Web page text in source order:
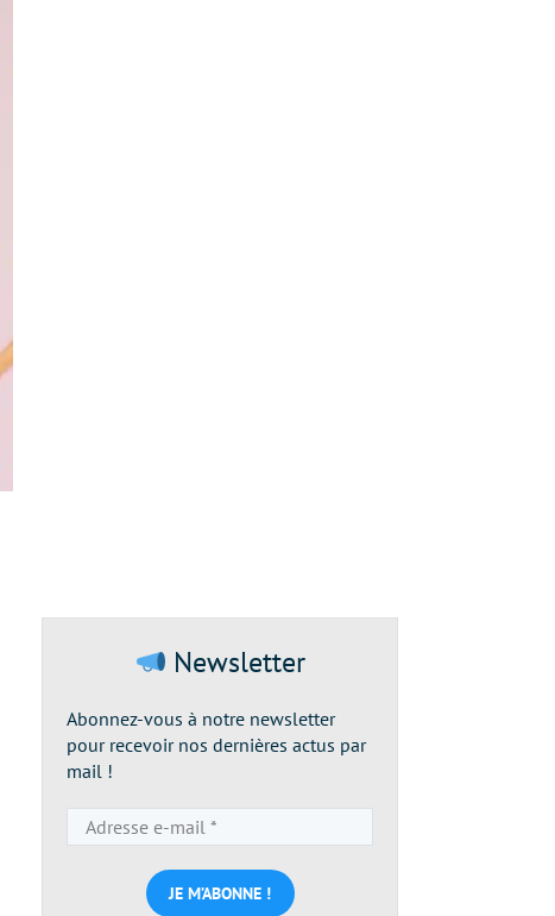
Newsletter
Abonnez-vous à notre newsletter
pour recevoir nos dernières actus par
mail !
e-
mail
*